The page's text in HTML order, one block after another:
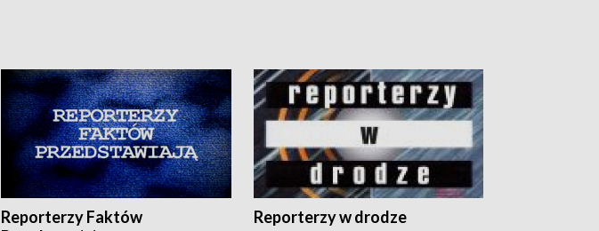
Reporterzy Faktów
Reporterzy w drodze